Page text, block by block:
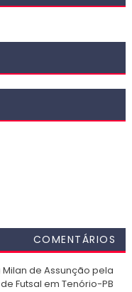
COMENTÁRIOS
de Assunção pela
Futsal em Tenório-PB